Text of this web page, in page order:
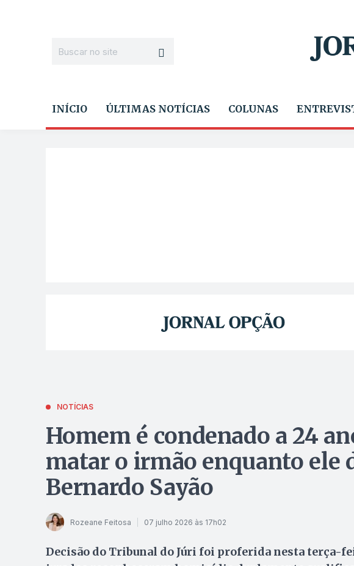
INÍCIO ÚLTIMAS NOTÍCIAS COLUNAS
NOTÍCIAS
Homem é condenado a 24
matar o irmão enquanto ele
Bernardo Sayão
Rozeane Feitosa 07 julho 2026 às 17h02
Decisão do Tribunal do Júri foi proferida nesta terça-